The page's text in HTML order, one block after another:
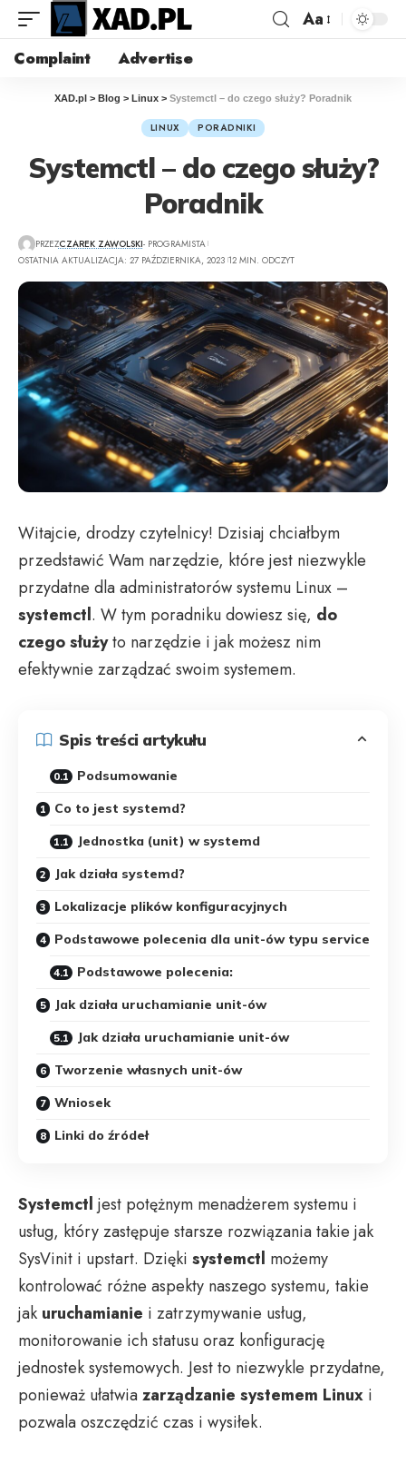
Aa
Complaint Advertise
XAD.pl > Blog > Linux > Systemctl – do czego służy? Poradnik
LINUX PORADNIKI
Systemctl – do czego służy?
Poradnik
PRZEZCZAREK ZAWOLSKI- PROGRAMISTA
OSTATNIA AKTUALIZACJA: 27 PAŹDZIERNIKA, 2023 12 MIN. ODCZYT
Witajcie, drodzy czytelnicy! Dzisiaj chciałbym
przedstawić Wam narzędzie, które jest niezwykle
przydatne dla administratorów systemu Linux –
systemctl. W tym poradniku dowiesz się, do
czego służyto narzędzie i jak możesz nim
efektywnie zarządzać swoim systemem.
Spis treści artykułu
Podsumowanie
Co to jest systemd?
Jednostka (unit) w systemd
Jak działa systemd?
Lokalizacje plików konfiguracyjnych
Podstawowe polecenia dla unit-ów typu service
Podstawowe polecenia:
Jak działa uruchamianie unit-ów
Jak działa uruchamianie unit-ów
Tworzenie własnych unit-ów
Wniosek
Linki do źródeł
Systemctl jest potężnym menadżerem systemu i
usług, który zastępuje starsze rozwiązania takie jak
SysVinit i upstart. Dzięki systemctl możemy
kontrolować różne aspekty naszego systemu, takie
jak uruchamianie i zatrzymywanie usług,
monitorowanie ich statusu oraz konfigurację
jednostek systemowych. Jest to niezwykle przydatne,
ponieważ ułatwiazarządzanie systemem Linux i
pozwala oszczędzić czas i wysiłek.